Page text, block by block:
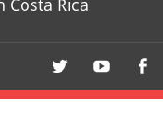
Costa Rica